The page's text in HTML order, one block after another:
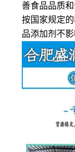
善食品品质
按国家规定
品添加剂不影